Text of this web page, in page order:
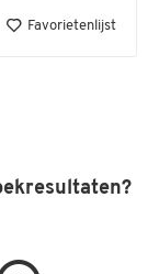
Favorietenlijst